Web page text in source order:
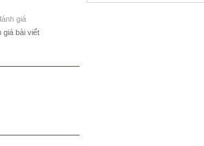
giá
giá bài viết